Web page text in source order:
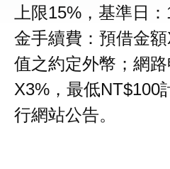
上限15%，基準日
金手續費：預借金
值之約定外幣；網
X3%，最低NT$100
行網站公告。